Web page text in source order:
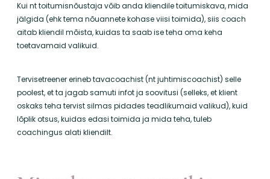
Kui nt toitumisnõustaja võib anda kliendile toitumiskava, mida
jälgida (ehk tema nõuannete kohase viisi toimida), siis coach
aitab kliendil mõista, kuidas ta saab ise teha oma keha
toetavamaid valikuid.
Tervisetreener erineb tavacoachist (nt juhtimiscoachist) selle
poolest, et ta jagab samuti infot ja soovitusi (selleks, et klient
oskaks teha tervist silmas pidades teadlikumaid valikud), kuid
lõplik otsus, kuidas edasi toimida ja mida teha, tuleb
coachingus alati kliendilt.